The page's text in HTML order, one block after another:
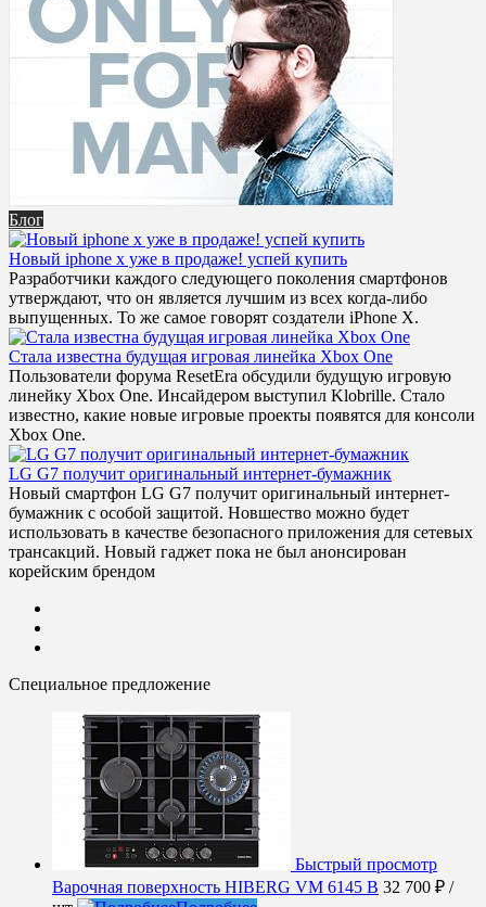
Блог
Новый iphone x уже в продаже! успей купить
Разработчики каждого следующего поколения смартфонов
утверждают, что он является лучшим из всех когда-либо
выпущенных. То же самое говорят создатели iPhone X.
Стала известна будущая игровая линейка Xbox One
Пользователи форума ResetEra обсудили будущую игровую
линейку Xbox One. Инсайдером выступил Klobrille. Стало
известно, какие новые игровые проекты появятся для консоли
Xbox One.
LG G7 получит оригинальный интернет-бумажник
Новый смартфон LG G7 получит оригинальный интернет-
бумажник с особой защитой. Новшество можно будет
использовать в качестве безопасного приложения для сетевых
трансакций. Новый гаджет пока не был анонсирован
корейским брендом
Специальное предложение
Быстрый просмотр
Варочная поверхность HIBERG VM 6145 B 32 700 ₽ /